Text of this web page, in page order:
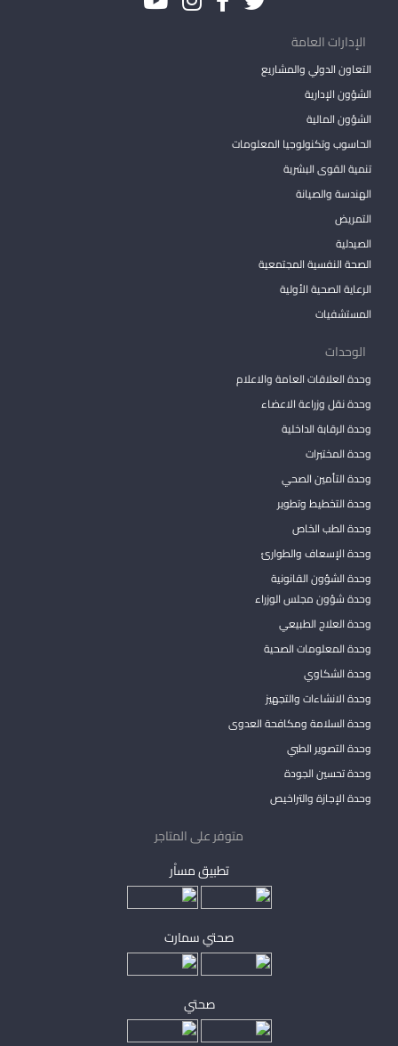
الإدارات العامة
التعاون الدولي والمشاريع
الشؤون الإدارية
الشؤون المالية
الحاسوب وتكنولوجيا المعلومات
تنمية القوى البشرية
الهندسة والصيانة
التمريض
الصيدلية
الصحة النفسية المجتمعية
الرعاية الصحية الأولية
المستشفيات
الوحدات
وحدة العلاقات العامة والاعلام
وحدة نقل وزراعة الاعضاء
وحدة الرقابة الداخلية
وحدة المختبرات
وحدة التأمين الصحي
وحدة التخطيط وتطوير
وحدة الطب الخاص
وحدة الإسعاف والطوارئ
وحدة الشؤون القانونية
وحدة شؤون مجلس الوزراء
وحدة العلاج الطبيعي
وحدة المعلومات الصحية
وحدة الشكاوي
وحدة الانشاءات والتجهيز
وحدة السلامة ومكافحة العدوى
وحدة التصوير الطبي
وحدة تحسين الجودة
وحدة الإجازة والتراخيص
متوفر على المتاجر
تطبيق مساْر
صحتي سمارت
صحتي